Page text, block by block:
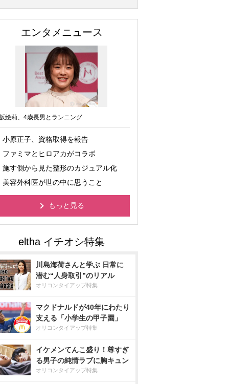
エンタメニュース
絵莉、4歳長男とランニング
小原正子、資格取得を報告
ファミマとヒロアカがコラボ
施す側から見た整形のカジュアル化
美容外科医が世の中に思うこと
もっと見る
川島海荷さんと学ぶ 日常に
潜む“人身取引”のリアル
オリコンタイアップ特集
マクドナルドが40年にわたり
支える「小学生の甲子園」
オリコンタイアップ特集
イケメンてんこ盛り！尊すぎ
る男子の純情ラブに胸キュン
オリコンタイアップ特集